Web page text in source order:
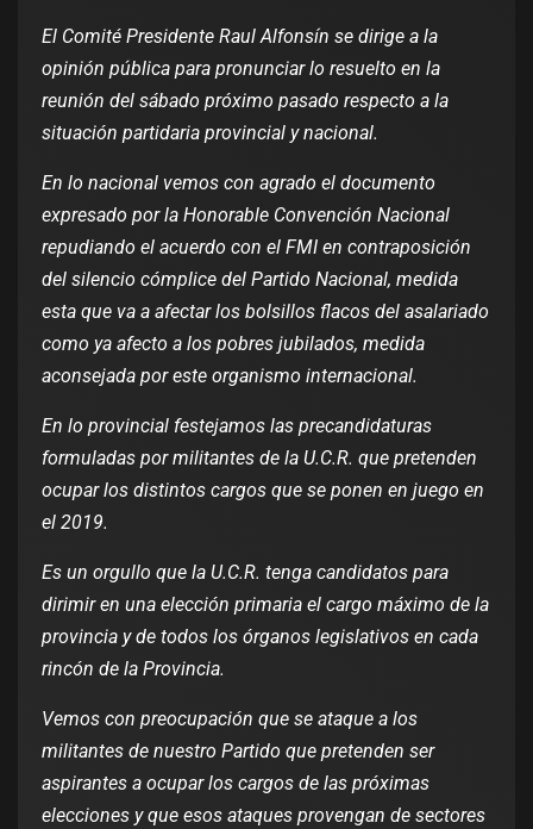
El Comité Presidente Raul Alfonsín se dirige a la
opinión pública para pronunciar lo resuelto en la
reunión del sábado próximo pasado respecto a la
situación partidaria provincial y nacional.
En lo nacional vemos con agrado el documento
expresado por la Honorable Convención Nacional
repudiando el acuerdo con el FMI en contraposición
del silencio cómplice del Partido Nacional, medida
esta que va a afectar los bolsillos flacos del asalariado
como ya afecto a los pobres jubilados, medida
aconsejada por este organismo internacional.
En lo provincial festejamos las precandidaturas
formuladas por militantes de la U.C.R. que pretenden
ocupar los distintos cargos que se ponen en juego en
el 2019.
Es un orgullo que la U.C.R. tenga candidatos para
dirimir en una elección primaria el cargo máximo de la
provincia y de todos los órganos legislativos en cada
rincón de la Provincia.
Vemos con preocupación que se ataque a los
militantes de nuestro Partido que pretenden ser
aspirantes a ocupar los cargos de las próximas
elecciones y que esos ataques provengan de sectores